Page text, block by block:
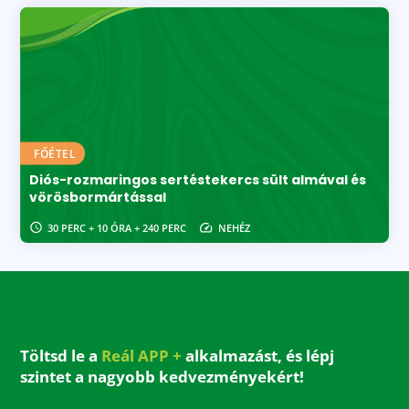
FŐÉTEL
Diós-rozmaringos sertéstekercs sült almával és
vörösbormártással
30 PERC + 10 ÓRA + 240 PERC NEHÉZ
Töltsd le a Reál APP + alkalmazást, és lépj
szintet a nagyobb kedvezményekért!